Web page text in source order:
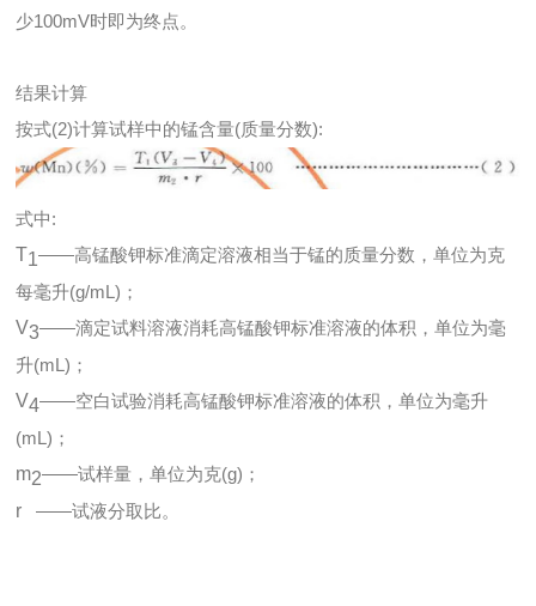
少100mV时即为终点。
结果计算
按式(2)计算试样中的锰含量(质量分数):
式中:
T1——高锰酸钾标准滴定溶液相当于锰的质量分数，单位为克
每毫升(g/mL)；
V3——滴定试料溶液消耗高锰酸钾标准溶液的体积，单位为毫
升(mL)；
V4——空白试验消耗高锰酸钾标准溶液的体积，单位为毫升
(mL)；
m2——试样量，单位为克(g)；
r ——试液分取比。